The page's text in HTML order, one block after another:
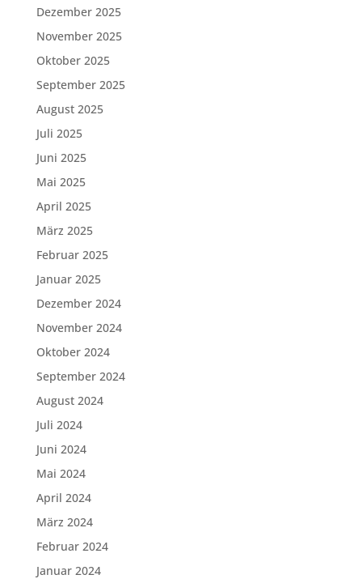
Dezember 2025
November 2025
Oktober 2025
September 2025
August 2025
Juli 2025
Juni 2025
Mai 2025
April 2025
März 2025
Februar 2025
Januar 2025
Dezember 2024
November 2024
Oktober 2024
September 2024
August 2024
Juli 2024
Juni 2024
Mai 2024
April 2024
März 2024
Februar 2024
Januar 2024